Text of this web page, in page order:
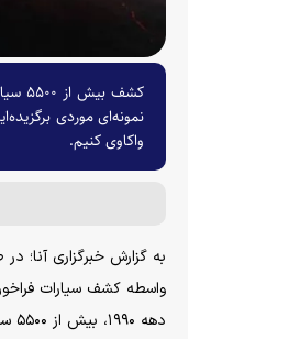
نمونه‌ای موردی
واکاوی کنیم.
به گزارش خبرگزاری آنا؛
واسطه کشف سیارات